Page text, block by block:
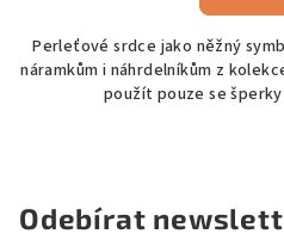
Perleťové srdce jako něžný
náramkům i náhrdelníkům z
použít pouze se
Odebírat